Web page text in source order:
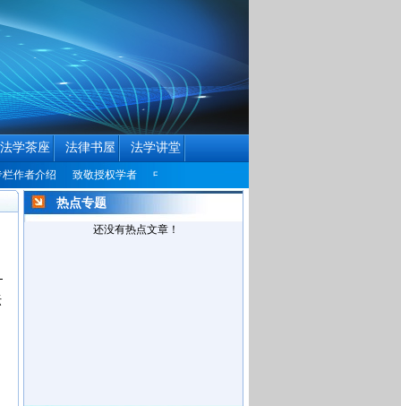
法学茶座 法律书屋 法学讲堂
绍 致敬授权学者 中国民商法律网历届编辑联系方式征集公告
热点专题
还没有热点文章！